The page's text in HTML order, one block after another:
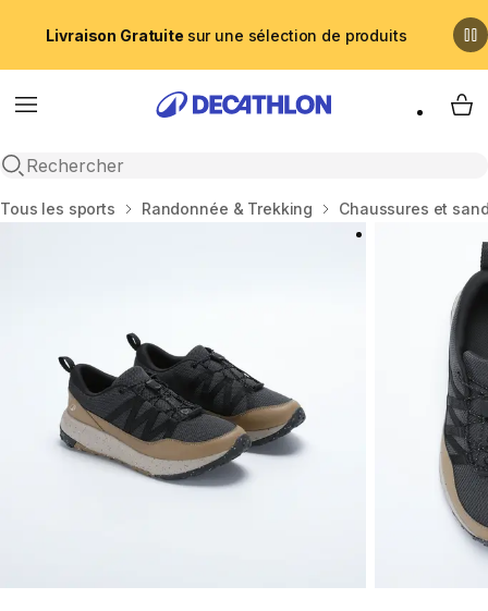
Livraison Gratuite sur une sélection de produits
Menu
Recherche ouverte
My
Accueil
Tous les sports Randonnée & Trekking Chaussures et